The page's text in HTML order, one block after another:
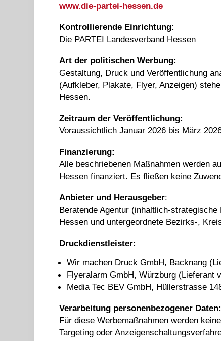
www.die-partei-hessen.de
Kontrollierende Einrichtung:
Die PARTEI Landesverband Hessen
Art der politischen Werbung:
Gestaltung, Druck und Veröffentlichung
(Aufkleber, Plakate, Flyer, Anzeigen)
Hessen.
Zeitraum der Veröffentlichung:
Voraussichtlich Januar 2026 bis März
Finanzierung:
Alle beschriebenen Maßnahmen werden
Hessen finanziert. Es fließen keine
Anbieter und Herausgeber:
Beratende Agentur (inhaltlich-
Hessen und untergeordnete Bezirks-,
Druckdienstleister:
Wir machen Druck GmbH, Backnang
Flyeralarm GmbH, Würzburg (Lieferant
Media Tec BEV GmbH, Hüllerstrasse
Verarbeitung personenbezogener Daten:
Für diese Werbemaßnahmen werden
Targeting oder